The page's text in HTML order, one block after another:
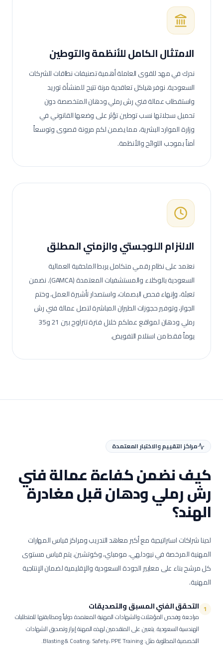
الامتثال الكامل للأنظمة والتوطين
ندرك في مهد للقوى العاملة أهمية تصنيفات نطاقات للشركات
السعودية. نوفر هياكل تعاقدية مرنة تتيح للمنشأة توريد
واستقطاب عمالةفني رش رملي ودهانالمتخصصة دون
تحميل سجلاتها نسب توطين تؤثر على وضعها القانوني في
وزارة الموارد البشرية، مما يضمن لكم مرونة قصوى وتوسعاً
آمناً بموجب اللوائح والأنظمة.
الالنزام اللوجستي والزمني المطلق
نعتمد على نظام رقمي متكامل يربط الملحقية العمالية
السعودية بالوكلاء والمستشفيات المعتمدة (GAMCA). نضمن
تعبئة، وإنهاء فحص البصمات، واستصدار تأشيرة العمل، وختم
الجواز، وتوفير حجوزات الطيران المباشرة لتصل عمالةفني رش
رملي ودهان
لمواقع عملكم خلال فترة تتراوح بين 21 و35
يوماً فقط من استلام التفويض.
مراكز التقييم والاختبار المعتمدة
كيف نضمن كفاءة عمالةفني
رش رملي ودهانقبل مغادرة
الهند؟
لدينا شراكات استراتيجية مع أكبر معاهد التدريب ومراكز قياس المهارات
المهنية المرخصة في نيودلهي، مومباي، وكوتشين. يتم قياس مستوى
كل مرشح بناء على معايير الجودة السعودية والإقليمية لضمان الإنتاجية
المهنية.
1 التحقق الفني المسبق والتصديقات
مراجعة وفحص المؤهلات والشهادات المهنية المعتمدة دولياً ومطابقتها للمتطلبات
الهندسية السعودية.يتعين على المتقدمين لهذه المهنة إبراز وتصديق الشهادات
التخصصية المطلوبة مثل: Blasting & Coating، Safety، PPE Training.